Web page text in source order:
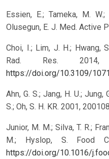
Essien, E.; Tameka, M.
Olusegun, E. J. Med. Active
Choi, I.; Lim, J. H.; Hwang,
Rad. Res.
https://doi.org/10.3109/
Ahn, G. S.; Jang, H. U.; Jung,
S.; Oh, S. H. KR. 2001,
Junior, M. M.; Silva, T. R.;
M.; Hyslop, S. Food
https://doi.org/10.1016/